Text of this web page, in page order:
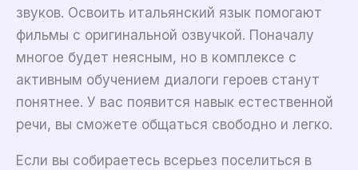
звуков. Освоить итальянский язык помогают
фильмы с оригинальной озвучкой. Поначалу
многое будет неясным, но в комплексе с
активным обучением диалоги героев станут
понятнее. У вас появится навык естественной
речи, вы сможете общаться свободно и легко.
Если вы собираетесь всерьез поселиться в